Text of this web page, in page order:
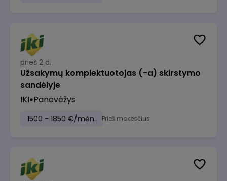
prieš 2 d.
Užsakymų komplektuotojas (-a) skirstymo
sandėlyje
IKI Panevėžys
1500 - 1850 €/mėn. Prieš mokesčius